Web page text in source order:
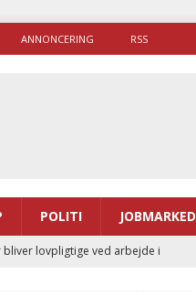
ANNONCERING RSS
POLITI JOBMARKED
lovpligtige ved arbejde i